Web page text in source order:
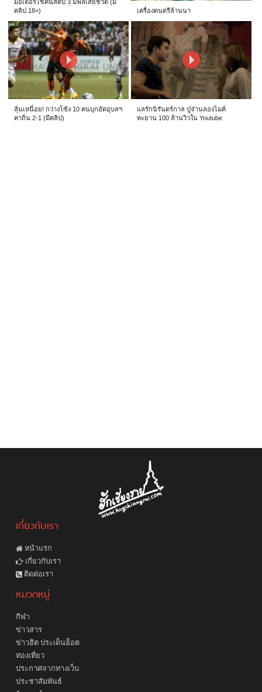
มอเตอร์ไซค์นิสิตปี 3 มฟลเสียชีวิต (มี
คลิป 18+)
เครื่องดนตรีล้านนา
ลุ้นเหนื่อย! กว่างโซ้ง 10 คนบุกอัดอุบลฯ
คาถิ่น 2-1 (มีคลิป)
แลรักนิรันดร์กาล ปู่จ๋านลองไมค์
ทะยาน 100 ล้านวิวใน Youtube
เกี่ยวกับเรา
หน้าแรก
เกี่ยวกับเรา
ติดต่อเรา
หมวดหมู่
กีฬา
ข่าวสาร
ข่าวฮิต ประเด็นฮ็อต
ท่องเที่ยว
ประกาศจากทางเว็บ
ประชาสัมพันธ์